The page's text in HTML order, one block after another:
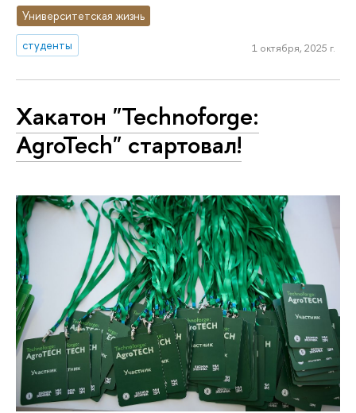
Университетская жизнь
студенты
1 октября, 2025 г.
Хакатон "Technoforge:
AgroTech" стартовал!